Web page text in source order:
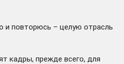
и повторюсь – целую отрасль
кадры, прежде всего, для